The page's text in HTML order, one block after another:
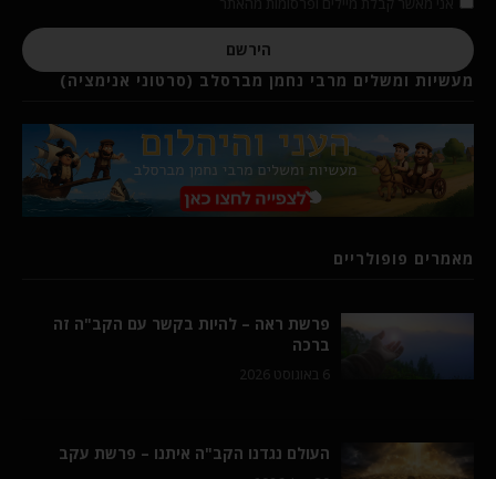
הירשם
מעשיות ומשלים מרבי נחמן מברסלב (סרטוני אנימציה)
מאמרים פופולריים
פרשת ראה – להיות בקשר עם הקב"ה זה
ברכה
6 באוגוסט 2026
העולם נגדנו הקב"ה איתנו – פרשת עקב